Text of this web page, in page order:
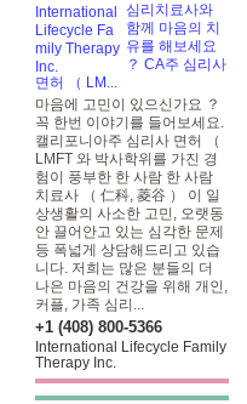
심리치료사와
함께 마음의 치
유를 해보세요
？ CA주 심리사
면허 （ LM...
마음에 고민이 있으신가요 ？
꼭 한번 이야기를 들어보세요.
캘리포니아주 심리사 면허 （
LMFT 와 박사학위를 가진 경
험이 풍부한 한 사람 한 사람
치료사 （ 仁科, 菱谷 ） 이 일
상생활의 사소한 고민, 오랫동
안 끌어안고 있는 심각한 문제
등 폭넓게 상담해드리고 있습
니다. 저희는 많은 분들의 더
나은 마음의 건강을 위해 개인,
커플, 가족 심리...
+1 (408) 800-5366
International Lifecycle Family
Therapy Inc.